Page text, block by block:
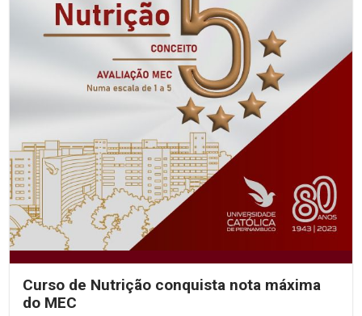
Curso de Nutrição conquista nota máxima
do MEC